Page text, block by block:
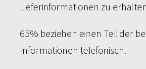
Lieferinformationen zu
65% beziehen einen Teil der
Informationen telefonisch.